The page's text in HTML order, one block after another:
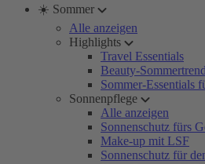
☀️ Sommer
Alle anzeigen
Highlights
Travel Essentials
Beauty-
Sommer-Essentials
Sonnenpflege
Alle anzeigen
Sonnenschutz fürs
Make-up mit LSF
Sonnenschutz für